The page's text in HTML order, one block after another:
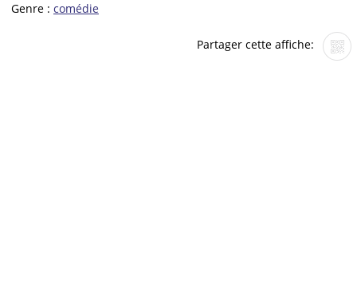
Genre : comédie
Partager cette affiche: